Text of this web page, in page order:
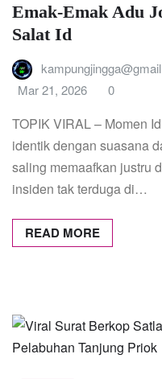
Emak-Emak Adu
Salat Id
Mar 21, 2026
0
TOPIK VIRAL – Momen
identik dengan suasana
saling memaafkan justru
insiden tak terduga di…
READ MORE